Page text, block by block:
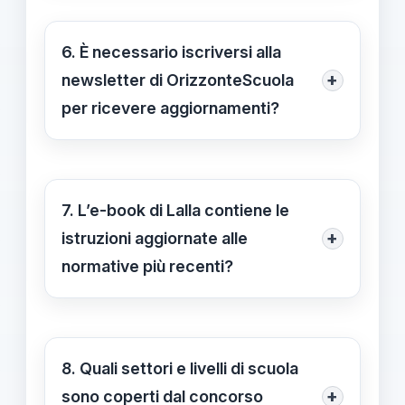
potrà scaricare immediatamente l’e-
book senza costi e senza bisogno di
registrazioni complesse.
6. È necessario iscriversi alla
newsletter di OrizzonteScuola
per ricevere aggiornamenti?
+
Sì, iscriversi alla newsletter di
aggiornamenti tempestivi sulle
procedure concorsuali PNRR3 e altre
novità dal mondo della scuola
7. L’e-book di Lalla contiene le
istruzioni aggiornate alle
normative più recenti?
+
Assolutamente sì. L’e-book è stato
vigenti, garantendo ai candidati le
informazioni più recenti e affidabili per
8. Quali settori e livelli di scuola
sono coperti dal concorso
+